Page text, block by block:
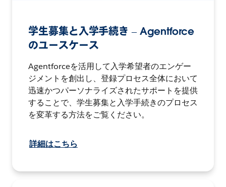
学生募集と入学手続き – Agentforce
のユースケース
Agentforceを活用して入学希望者のエンゲー
ジメントを創出し、登録プロセス全体において
迅速かつパーソナライズされたサポートを提供
することで、学生募集と入学手続きのプロセス
を変革する方法をご覧ください。
詳細はこちら